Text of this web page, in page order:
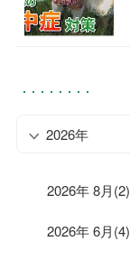
2026年
2026年 8月(2)
2026年 6月(4)